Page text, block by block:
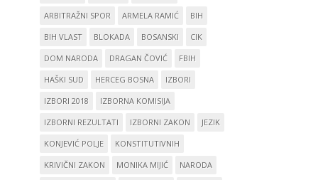
ARBITRAŽNI SPOR
ARMELA RAMIĆ
BIH
BIH VLAST
BLOKADA BOSANSKI
CIK
DOM NARODA
DRAGAN ČOVIĆ
FBIH
HAŠKI SUD
HERCEG BOSNA
IZBORI
IZBORI 2018
IZBORNA KOMISIJA
IZBORNI REZULTATI
IZBORNI ZAKON
JEZIK
KONJEVIĆ POLJE
KONSTITUTIVNIH
KRIVIČNI ZAKON
MONIKA MIJIĆ
NARODA